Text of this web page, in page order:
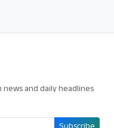
news and daily headlines